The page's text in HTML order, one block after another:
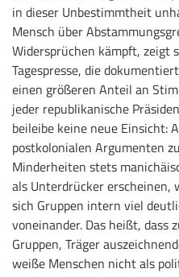
in dieser Unbestimmtheit
Mensch über
Widersprüchen kämpft, zeigt
Tagespresse, die
einen größeren Anteil an
jeder republikanische
beileibe keine neue Einsicht:
postkolonialen Argumenten
Minderheiten stets
als Unterdrücker erscheinen,
sich Gruppen intern viel
voneinander. Das heißt, dass
Gruppen, Träger
weiße Menschen nicht als